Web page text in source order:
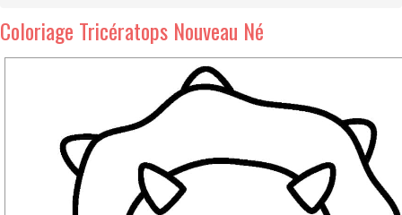
Coloriage Tricératops Nouveau Né